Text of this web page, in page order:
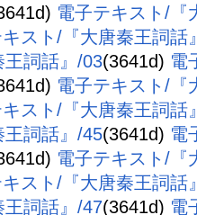
電子テキスト/『
スト/『大唐秦王詞話
王詞話』/03(3641d) 電
電子テキスト/『
スト/『大唐秦王詞話
王詞話』/45(3641d) 電
電子テキスト/『
スト/『大唐秦王詞話
王詞話』/47(3641d) 電